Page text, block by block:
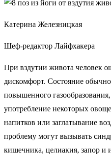
Катерина Железницкая
Шеф-редактор Лайфхакера
При вздутии живота человек
дискомфорт. Состояние обычно
повышенного
употребление некоторых
напитков или заглатывание
проблему могут вызывать
кишечника, целиакия, запор и